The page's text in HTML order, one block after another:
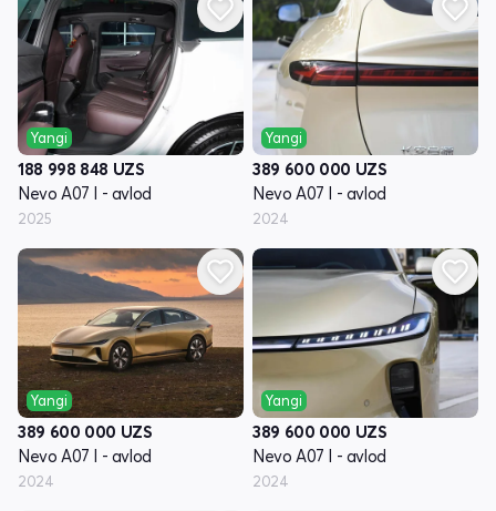
Yangi
188 998 848 UZS
Nevo A07 I - avlod
2025
Yangi
389 600 000 UZS
Nevo A07 I - avlod
2024
Yangi
389 600 000 UZS
Nevo A07 I - avlod
2024
Yangi
389 600 000 UZS
Nevo A07 I - avlod
2024